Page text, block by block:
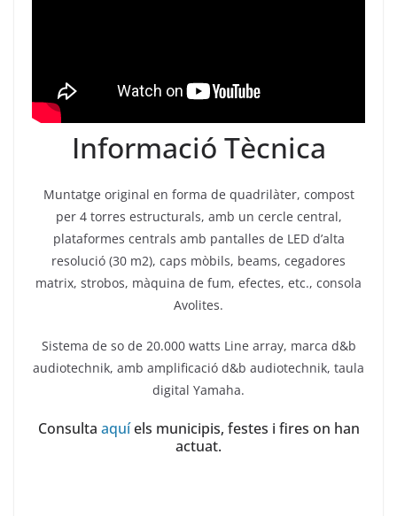
Informació Tècnica
Muntatge original en forma de quadrilàter, compost
per 4 torres estructurals, amb un cercle central,
plataformes centrals amb pantalles de LED d’alta
resolució (30 m2), caps mòbils, beams, cegadores
matrix, strobos, màquina de fum, efectes, etc., consola
Avolites.
Sistema de so de 20.000 watts Line array, marca d&b
audiotechnik, amb amplificació d&b audiotechnik, taula
digital Yamaha.
Consulta aquíels municipis, festes i fires on han
actuat.